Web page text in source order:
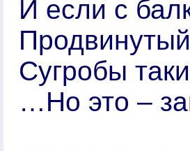
И если с
Сугробы
…Но это –